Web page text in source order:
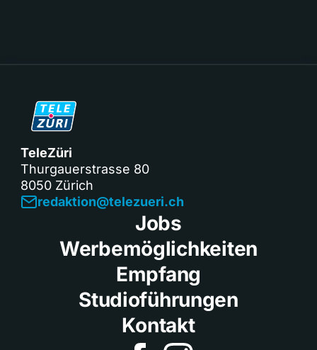
TeleZüri
Thurgauerstrasse 80
8050 Zürich
redaktion@telezueri.ch
Jobs
Werbemöglichkeiten
Empfang
Studioführungen
Kontakt